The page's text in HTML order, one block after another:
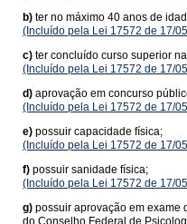
b) ter no máximo 40 anos de
(Incluído pela Lei 17572 de 17/
c) ter concluído curso superior
(Incluído pela Lei 17572 de 17/
d) aprovação em concurso
(Incluído pela Lei 17572 de 17/
e) possuir capacidade física;
(Incluído pela Lei 17572 de 17/
f) possuir sanidade física;
(Incluído pela Lei 17572 de 17/
g) possuir aprovação em exame
do Conselho Federal de